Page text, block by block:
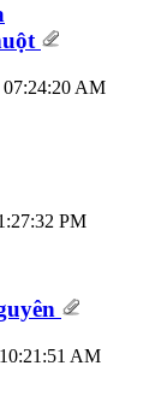
07:24:20 AM
PM
10:21:51 AM